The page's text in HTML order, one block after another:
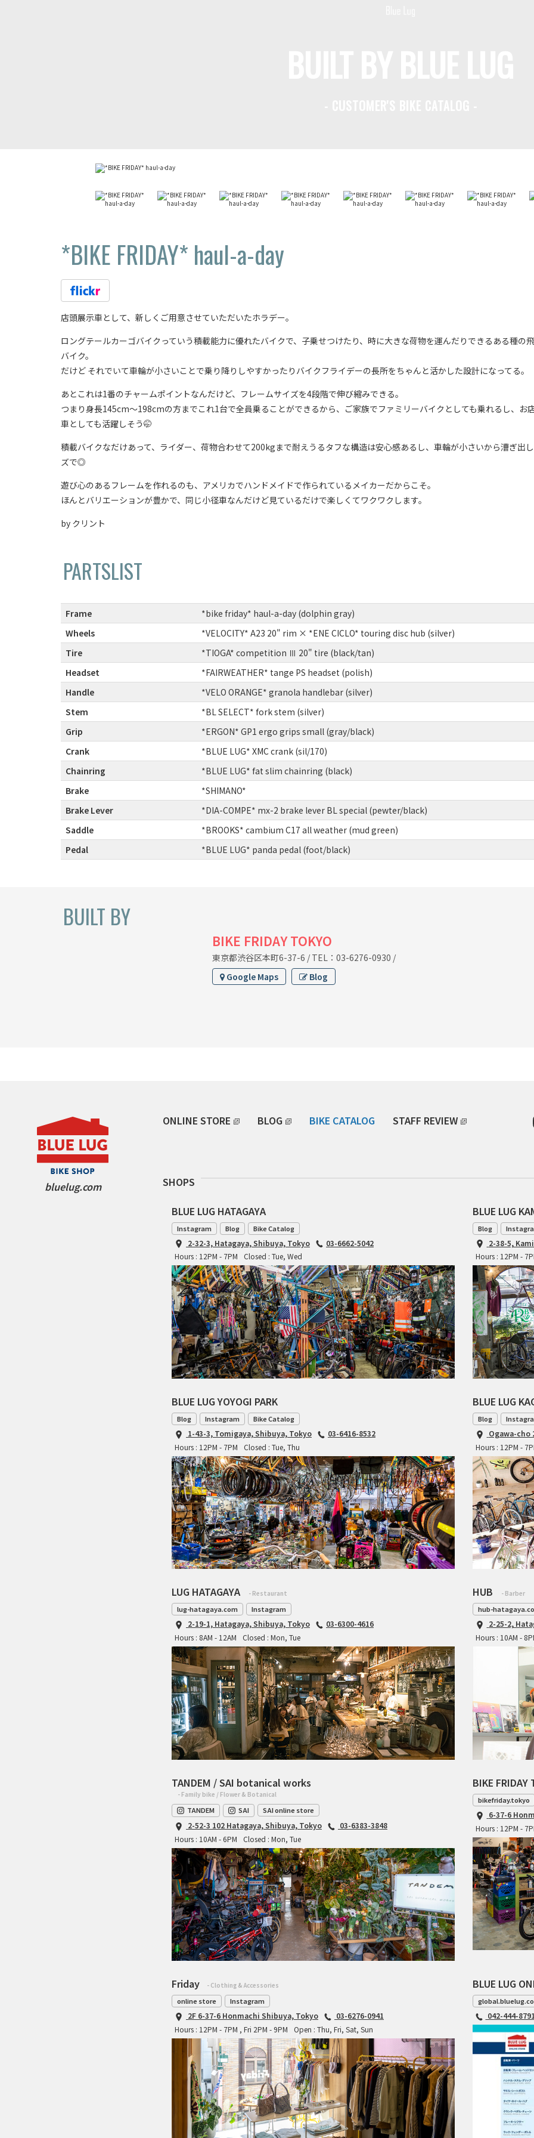
*BIKE FRIDAY* haul-a-day
店頭展示車として、新しくご用意させていただいたホラデー。
ロングテールカーゴバイクっていう積載能力に優れたバイクで、子乗せつけたり、時に大きな荷物を運んだりできるある種の
バイク。
だけど それでいて車輪が小さいことで乗り降りしやすかったりバイクフライデーの長所をちゃんと活かした設計になってる。
あとこれは1番のチャームポイントなんだけど、フレームサイズを4段階で伸び縮みできる。
つまり身長145cm〜198cmの方までこれ1台で全員乗ることができるから、ご家族でファミリーバイクとしても乗れるし、お
車としても活躍しそう🤭
積載バイクなだけあって、ライダー、荷物合わせて200kgまで耐えうるタフな構造は安心感あるし、車輪が小さいから漕ぎ出
ズで◎
遊び心のあるフレームを作れるのも、アメリカでハンドメイドで作られているメイカーだからこそ。
ほんとバリエーションが豊かで、同じ小径車なんだけど見ているだけで楽しくてワクワクします。
by クリント
PARTSLIST
Frame
*bike friday* haul-a-day (dolphin gray)
Wheels
*VELOCITY* A23 20" rim × *ENE CICLO* touring disc hub (silver)
Tire
*TIOGA* competition Ⅲ 20" tire (black/tan)
Headset
*FAIRWEATHER* tange PS headset (polish)
Handle
*VELO ORANGE* granola handlebar (silver)
Stem
*BL SELECT* fork stem (silver)
Grip
*ERGON* GP1 ergo grips small (gray/black)
Crank
*BLUE LUG* XMC crank (sil/170)
Chainring
*BLUE LUG* fat slim chainring (black)
Brake
*SHIMANO*
Brake Lever
*DIA-COMPE* mx-2 brake lever BL special (pewter/black)
Saddle
*BROOKS* cambium C17 all weather (mud green)
Pedal
*BLUE LUG* panda pedal (foot/black)
BUILT BY
BIKE FRIDAY TOKYO
東京都渋谷区本町6-37-6 / TEL：03-6276-0930 /
Google Maps
Blog
bluelug.com
ONLINE STORE BLOG BIKE CATALOG STAFF REVIEW
SHOPS
BLUE LUG HATAGAYA
Instagram Blog Bike Catalog
2-32-3, Hatagaya, Shibuya, Tokyo
03-6662-5042
Hours : 12PM - 7PM
Closed : Tue, Wed
BLUE LUG
Blog
2-38-5,
Hours : 12PM -
BLUE LUG YOYOGI PARK
Blog Instagram Bike Catalog
1-43-3, Tomigaya, Shibuya, Tokyo
03-6416-8532
Hours : 12PM - 7PM
Closed : Tue, Thu
BLUE LUG
Blog
Ogawa-cho
Hours : 12PM -
LUG HATAGAYA - Restaurant
lug-hatagaya.com Instagram
2-19-1, Hatagaya, Shibuya, Tokyo
03-6300-4616
Hours : 8AM - 12AM
Closed : Mon, Tue
HUB - Barber
hub-
2-25-2,
Hours : 10AM -
TANDEM / SAI botanical works
- Family bike / Flower & Botanical
TANDEM SAI SAI online store
2-52-3 102 Hatagaya, Shibuya, Tokyo
03-6383-3848
Hours : 10AM - 6PM
Closed : Mon, Tue
BIKE
bikefriday.tokyo
6-37-6
Hours : 12PM -
Friday - Clothing & Accessories
online store Instagram
2F 6-37-6 Honmachi Shibuya, Tokyo
03-6276-0941
Hours : 12PM - 7PM , Fri 2PM - 9PM
Open : Thu, Fri, Sat, Sun
BLUE LUG
042-444-8791